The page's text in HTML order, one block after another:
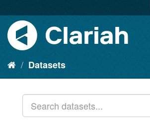
Datasets